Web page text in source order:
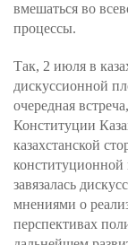
вмешаться во
процессы.
Так, 2 июля в
дискуссионной
очередная
Конституции
казахстанской
завязалась
мнениями о
перспективах